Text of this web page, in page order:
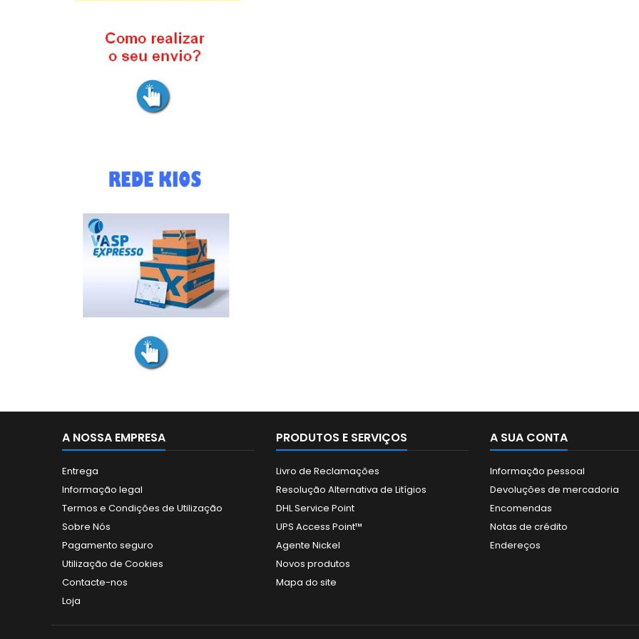
A NOSSA EMPRESA
Entrega
Informação legal
Termos e Condições de Utilização
Sobre Nós
Pagamento seguro
Utilização de Cookies
Contacte-nos
Loja
PRODUTOS E SERVIÇOS
Livro de Reclamações
Resolução Alternativa de Litígios
DHL Service Point
UPS Access Point™
Agente Nickel
Novos produtos
Mapa do site
A SUA CONTA
Informação pessoal
Devoluções de mercadoria
Encomendas
Notas de crédito
Endereços